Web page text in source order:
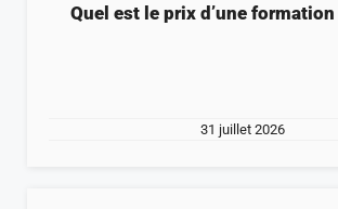
Quel est le prix d’une formation
31 juillet 2026